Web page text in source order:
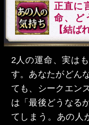
正直に
命、ど
【結ば
2人の運命、実は
す。あなたがどん
ても、シークエン
は「最後どうなる
てしまう。あの人